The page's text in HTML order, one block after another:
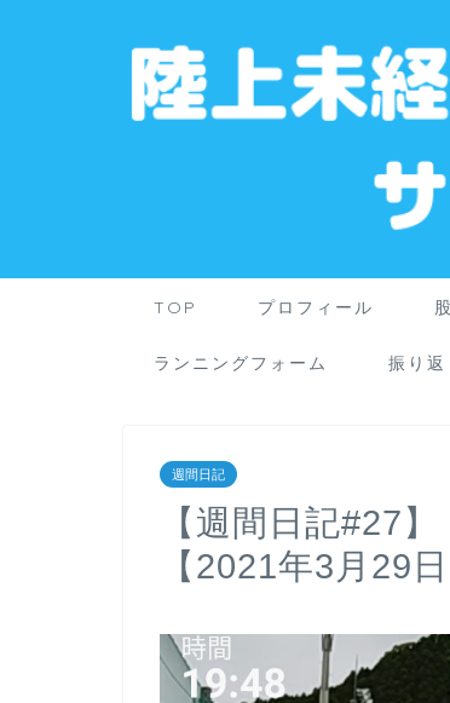
TOP プロフィール
ランニングフォーム 振り返
週間日記
【週間日記#27
【2021年3月29